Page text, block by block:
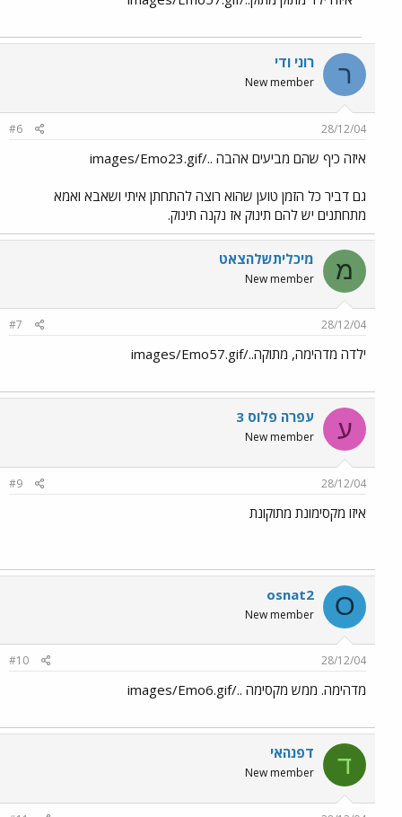
ר רוני ודי
New member
28/12/04
#6
איזה כיף שהם מביעים אהבה ../images/Emo23.gif
גם דביר כל הזמן טוען שהוא רוצה להתחתן איתי ושאבא ואמא
מתחתנים יש להם תינוק אז נקנה תינוק.
מ מיכליתשלהצאט
New member
28/12/04
#7
ילדה מדהימה, מתוקה../images/Emo57.gif
ע עפרה פלוס 3
New member
28/12/04
#9
איזו מקסימונת מתוקונת
O
osnat2
New member
28/12/04
#10
מדהימה. ממש מקסימה ../images/Emo6.gif
ד דפנהאי
New member